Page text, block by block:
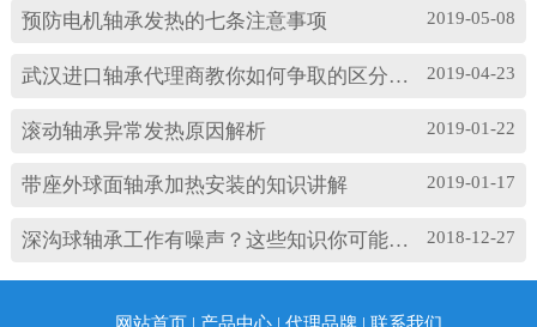
振动产生影响。其中造成温度过高的原因主要
松；(3)轴承与轴套配合过松；(4)润滑油有杂质；
损坏等。 另外，造成耐高温轴承出现异常振...
2019-05-08
预防电机轴承发热的七条注意事项
2019-04-23
武汉进口轴承代理商教你如何争取的区分高速轴承和低速轴承
2019-01-22
滚动轴承异常发热原因解析
2019-01-17
带座外球面轴承加热安装的知识讲解
2018-12-27
深沟球轴承工作有噪声？这些知识你可能忽略了
网站首页 | 产品中心 |代理品牌 |联系我们